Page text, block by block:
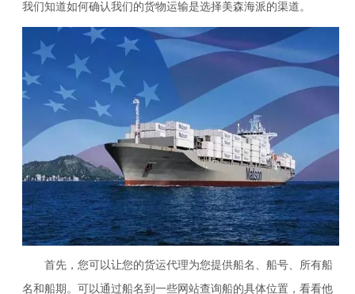
我们知道如何确认我们的货物运输是选择美森海派的渠道。
首先，您可以让您的货运代理为您提供船名、船号、所有船
名和船期。可以通过船名到一些网站查询船的具体位置，看看他